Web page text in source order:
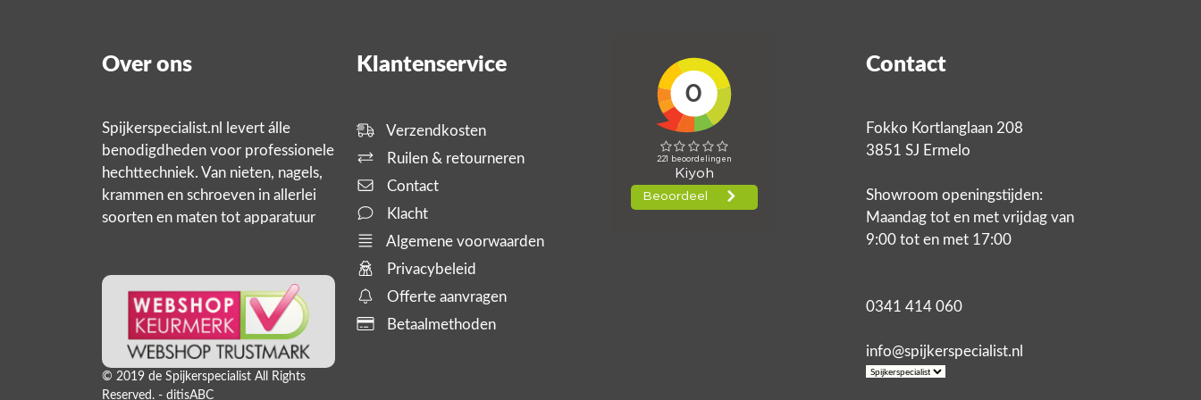
Over ons
Spijkerspecialist.nl levert álle
benodigdheden voor professionele
hechttechniek. Van nieten, nagels,
krammen en schroeven in allerlei
soorten en maten tot apparatuur
producten,
© 2019 de Spijkerspecialist All Rights
Reserved. - ditisABC
Klantenservice
Verzendkosten
Ruilen & retourneren
Contact
Klacht
Algemene voorwaarden
Privacybeleid
Offerte aanvragen
Betaalmethoden
Contact
Fokko Kortlanglaan 208
3851 SJ Ermelo
Showroom openingstijden:
Maandag tot en met vrijdag van
9:00 tot en met 17:00
0341 414 060
info@spijkerspecialist.nl